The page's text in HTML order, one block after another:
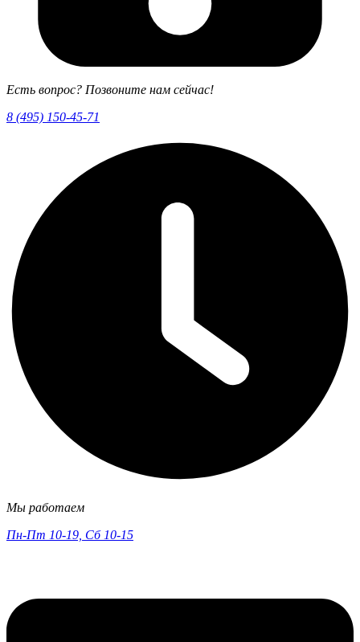
Есть вопрос? Позвоните нам сейчас!
8 (495) 150-45-71
Мы работаем
Пн-Пт 10-19, Сб 10-15